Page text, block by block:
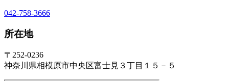
042-758-3666
所在地
〒252-0236
神奈川県相模原市中央区富士見３丁目１５－５